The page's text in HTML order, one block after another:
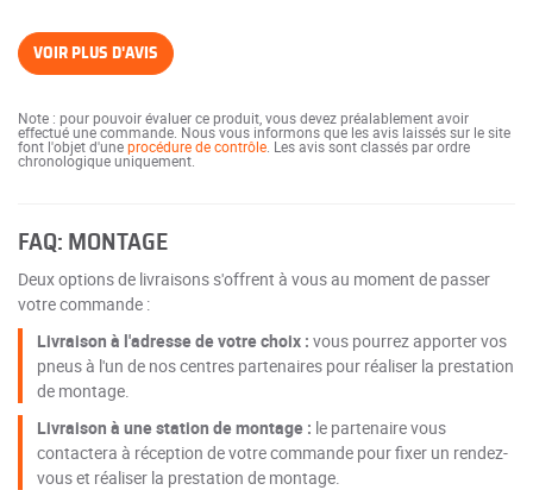
VOIR PLUS D'AVIS
Note : pour pouvoir évaluer ce produit, vous devez préalablement avoir
effectué une commande. Nous vous informons que les avis laissés sur le site
font l'objet d'uneprocédure de contrôle . Les avis sont classés par ordre
chronologique uniquement.
FAQ: MONTAGE
Deux options de livraisons s'offrent à vous au moment de passer
votre commande :
Livraison à l'adresse de votre choix : vous pourrez apporter vos
pneus à l'un de nos centres partenaires pour réaliser la prestation
de montage.
Livraison à une station de montage : le partenaire vous
contactera à réception de votre commande pour fixer un rendez-
vous et réaliser la prestation de montage.